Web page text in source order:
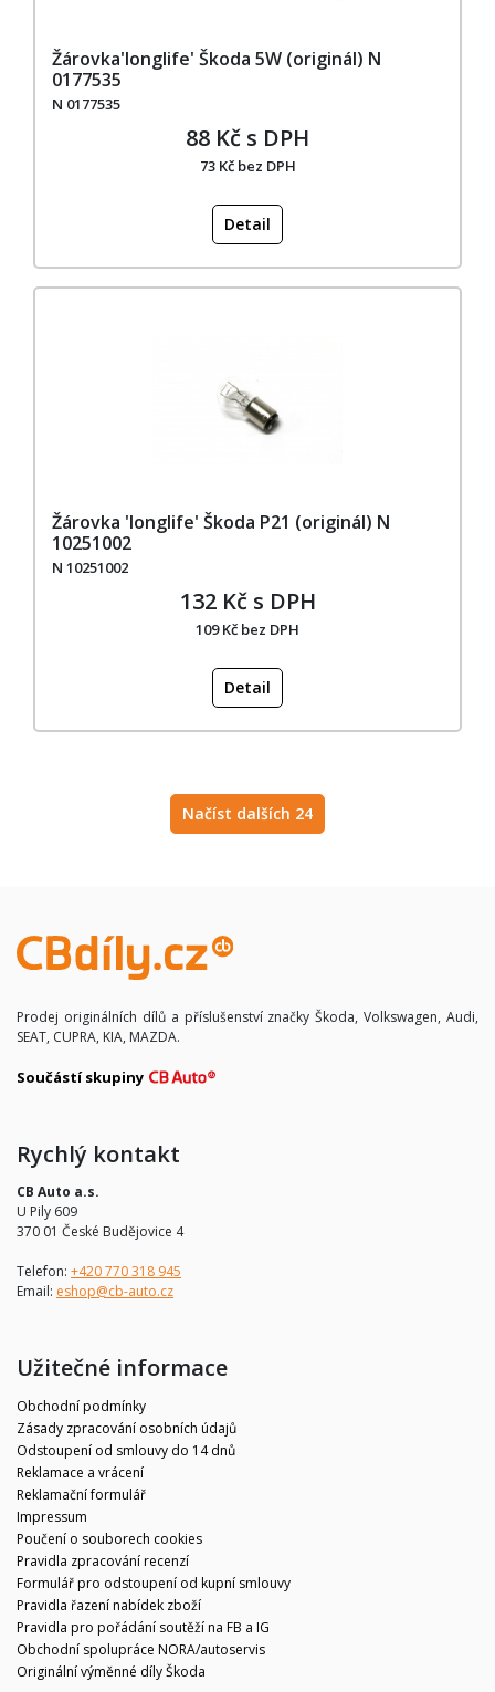
Žárovka'longlife' Škoda 5W (originál) N
0177535
N 0177535
88 Kč s DPH
73 Kč bez DPH
Detail
Žárovka 'longlife' Škoda P21 (originál) N
10251002
N 10251002
132 Kč s DPH
109 Kč bez DPH
Detail
Načíst dalších 24
Prodej originálních dílů a příslušenství značky Škoda, Volkswagen, Audi,
SEAT, CUPRA, KIA, MAZDA.
Součástí skupiny
Rychlý kontakt
CB Auto a.s.
U Pily 609
370 01 České Budějovice 4
Telefon: +420 770 318 945
Email: eshop@cb-auto.cz
Užitečné informace
Obchodní podmínky
Zásady zpracování osobních údajů
Odstoupení od smlouvy do 14 dnů
Reklamace a vrácení
Reklamační formulář
Impressum
Poučení o souborech cookies
Pravidla zpracování recenzí
Formulář pro odstoupení od kupní smlouvy
Pravidla řazení nabídek zboží
Pravidla pro pořádání soutěží na FB a IG
Obchodní spolupráce NORA/autoservis
Originální výměnné díly Škoda